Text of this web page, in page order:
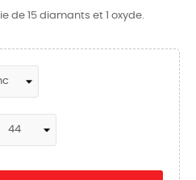
de 15 diamants et 1 oxyde.